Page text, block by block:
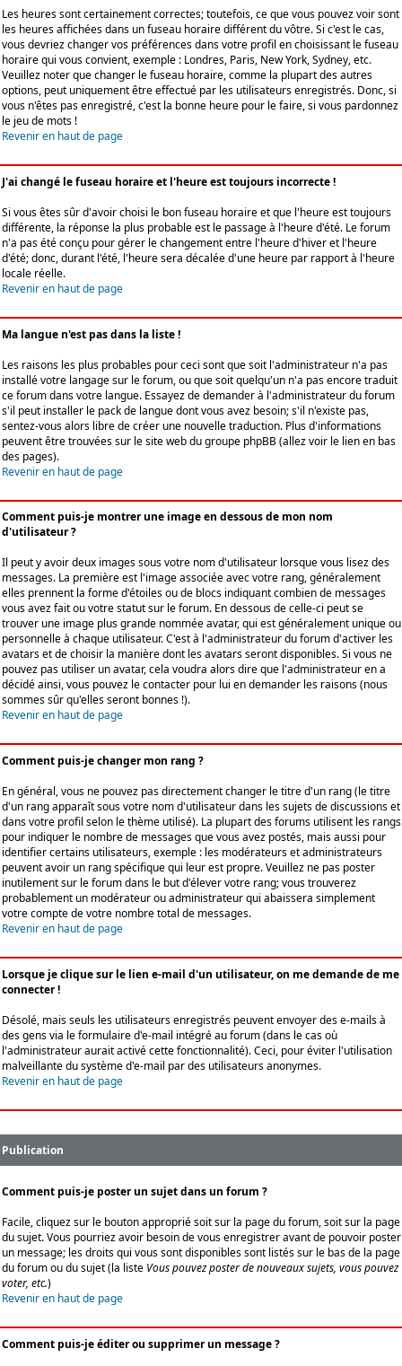
Les heures sont certainement correctes; toutefois, ce que vous pouvez voir sont
les heures affichées dans un fuseau horaire différent du vôtre. Si c'est le cas,
vous devriez changer vos préférences dans votre profil en choisissant le fuseau
horaire qui vous convient, exemple : Londres, Paris, New York, Sydney, etc.
Veuillez noter que changer le fuseau horaire, comme la plupart des autres
options, peut uniquement être effectué par les utilisateurs enregistrés. Donc, si
vous n'êtes pas enregistré, c'est la bonne heure pour le faire, si vous pardonnez
le jeu de mots !
Revenir en haut de page
J'ai changé le fuseau horaire et l'heure est toujours incorrecte !
Si vous êtes sûr d'avoir choisi le bon fuseau horaire et que l'heure est toujours
différente, la réponse la plus probable est le passage à l'heure d'été. Le forum
n'a pas été conçu pour gérer le changement entre l'heure d'hiver et l'heure
d'été; donc, durant l'été, l'heure sera décalée d'une heure par rapport à l'heure
locale réelle.
Revenir en haut de page
Ma langue n'est pas dans la liste !
Les raisons les plus probables pour ceci sont que soit l'administrateur n'a pas
installé votre langage sur le forum, ou que soit quelqu'un n'a pas encore traduit
ce forum dans votre langue. Essayez de demander à l'administrateur du forum
s'il peut installer le pack de langue dont vous avez besoin; s'il n'existe pas,
sentez-vous alors libre de créer une nouvelle traduction. Plus d'informations
peuvent être trouvées sur le site web du groupe phpBB (allez voir le lien en bas
des pages).
Revenir en haut de page
Comment puis-je montrer une image en dessous de mon nom
d'utilisateur ?
Il peut y avoir deux images sous votre nom d'utilisateur lorsque vous lisez des
messages. La première est l'image associée avec votre rang, généralement
elles prennent la forme d'étoiles ou de blocs indiquant combien de messages
vous avez fait ou votre statut sur le forum. En dessous de celle-ci peut se
trouver une image plus grande nommée avatar, qui est généralement unique ou
personnelle à chaque utilisateur. C'est à l'administrateur du forum d'activer les
avatars et de choisir la manière dont les avatars seront disponibles. Si vous ne
pouvez pas utiliser un avatar, cela voudra alors dire que l'administrateur en a
décidé ainsi, vous pouvez le contacter pour lui en demander les raisons (nous
sommes sûr qu'elles seront bonnes !).
Revenir en haut de page
Comment puis-je changer mon rang ?
En général, vous ne pouvez pas directement changer le titre d'un rang (le titre
d'un rang apparaît sous votre nom d'utilisateur dans les sujets de discussions et
dans votre profil selon le thème utilisé). La plupart des forums utilisent les rangs
pour indiquer le nombre de messages que vous avez postés, mais aussi pour
identifier certains utilisateurs, exemple : les modérateurs et administrateurs
peuvent avoir un rang spécifique qui leur est propre. Veuillez ne pas poster
inutilement sur le forum dans le but d'élever votre rang; vous trouverez
probablement un modérateur ou administrateur qui abaissera simplement
votre compte de votre nombre total de messages.
Revenir en haut de page
Lorsque je clique sur le lien e-mail d'un utilisateur, on me demande de me
connecter !
Désolé, mais seuls les utilisateurs enregistrés peuvent envoyer des e-mails à
des gens via le formulaire d'e-mail intégré au forum (dans le cas où
l'administrateur aurait activé cette fonctionnalité). Ceci, pour éviter l'utilisation
malveillante du système d'e-mail par des utilisateurs anonymes.
Revenir en haut de page
Publication
Comment puis-je poster un sujet dans un forum ?
Facile, cliquez sur le bouton approprié soit sur la page du forum, soit sur la page
du sujet. Vous pourriez avoir besoin de vous enregistrer avant de pouvoir poster
un message; les droits qui vous sont disponibles sont listés sur le bas de la page
du forum ou du sujet (la liste Vous pouvez poster de nouveaux sujets, vous pouvez
voter, etc.)
Revenir en haut de page
Comment puis-je éditer ou supprimer un message ?